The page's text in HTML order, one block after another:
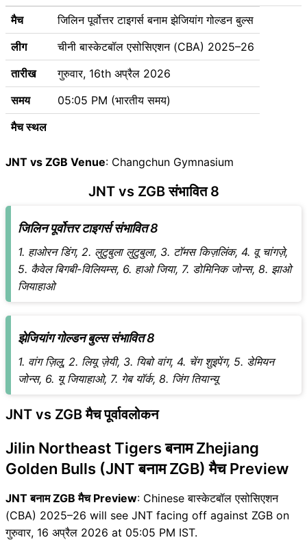
मैच
जिलिन पूर्वोत्तर टाइगर्स बनाम झेजियांग गोल्डन बुल्स
लीग
चीनी बास्केटबॉल एसोसिएशन (CBA) 2025–26
तारीख
गुरुवार, 16th अप्रैल 2026
समय
05:05 PM (भारतीय समय)
मैच स्थल
JNT vs ZGB Venue: Changchun Gymnasium
JNT vs ZGB संभावित 8
जिलिन पूर्वोत्तर टाइगर्स संभावित 8
1. हाओरन डिंग, 2. लुटुबुला लुटुबुला, 3. टॉमस किज़लिंक, 4. वू चांगज़े,
5. कैवेल बिगबी-विलियम्स, 6. हाओ जिया, 7. डोमिनिक जोन्स, 8. झाओ
जियाहाओ
झेजियांग गोल्डन बुल्स संभावित 8
1. वांग ज़िलू, 2. लियू ज़ेयी, 3. यिबो वांग, 4. चेंग शुइपेंग, 5. डेमियन
जोन्स, 6. यू जियाहाओ, 7. गेब यॉर्क, 8. जिंग तियान्यू
JNT vs ZGB मैच पूर्वावलोकन
Jilin Northeast Tigers बनाम Zhejiang
Golden Bulls (JNT बनाम ZGB) मैच Preview
JNT बनाम ZGB मैच Preview: Chinese बास्केटबॉल एसोसिएशन
(CBA) 2025–26 will see JNT facing off against ZGB on
गुरुवार, 16 अप्रैल 2026 at 05:05 PM IST.